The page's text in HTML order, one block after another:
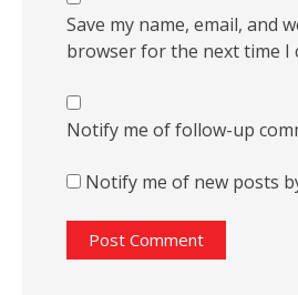
Save my name, email, and
browser for the next time I
Notify me of follow-up
Notify me of new posts